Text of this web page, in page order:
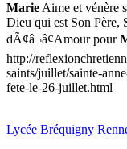
MarieAime et vénère
Dieu qui est Son Père,
dÃ¢â¬â¢Amour pour
http://
saints/juillet/sainte-
fete-le-26-juillet.html
Lycée Bréquigny